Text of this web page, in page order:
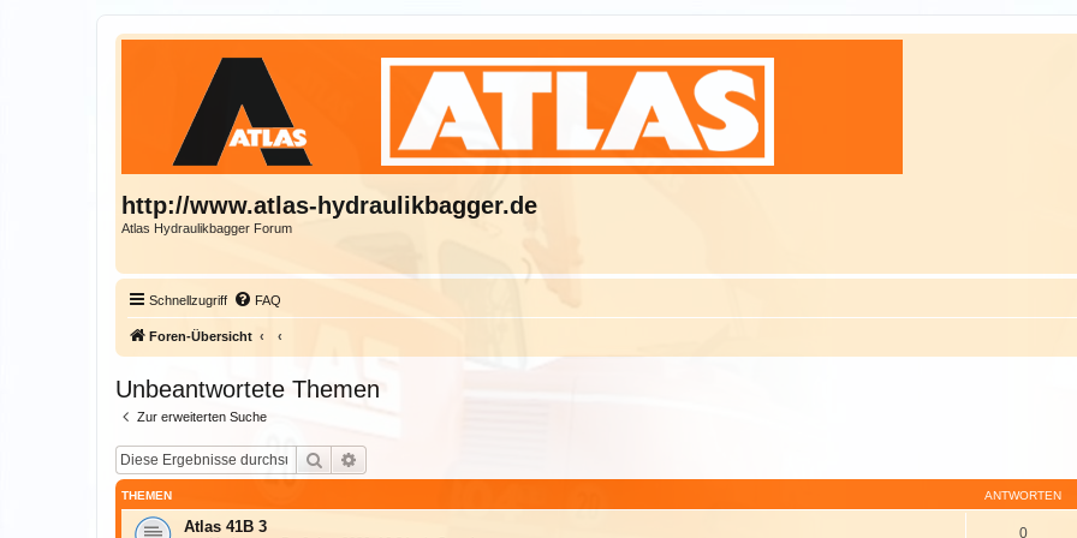
http://www.atlas-hydraulikbagger.de
Atlas Hydraulikbagger Forum
Schnellzugriff FAQ
Foren-Übersicht
Unbeantwortete Themen
Zur erweiterten Suche
Suche
THEMEN ANTWORTEN
Atlas 41B 3 0